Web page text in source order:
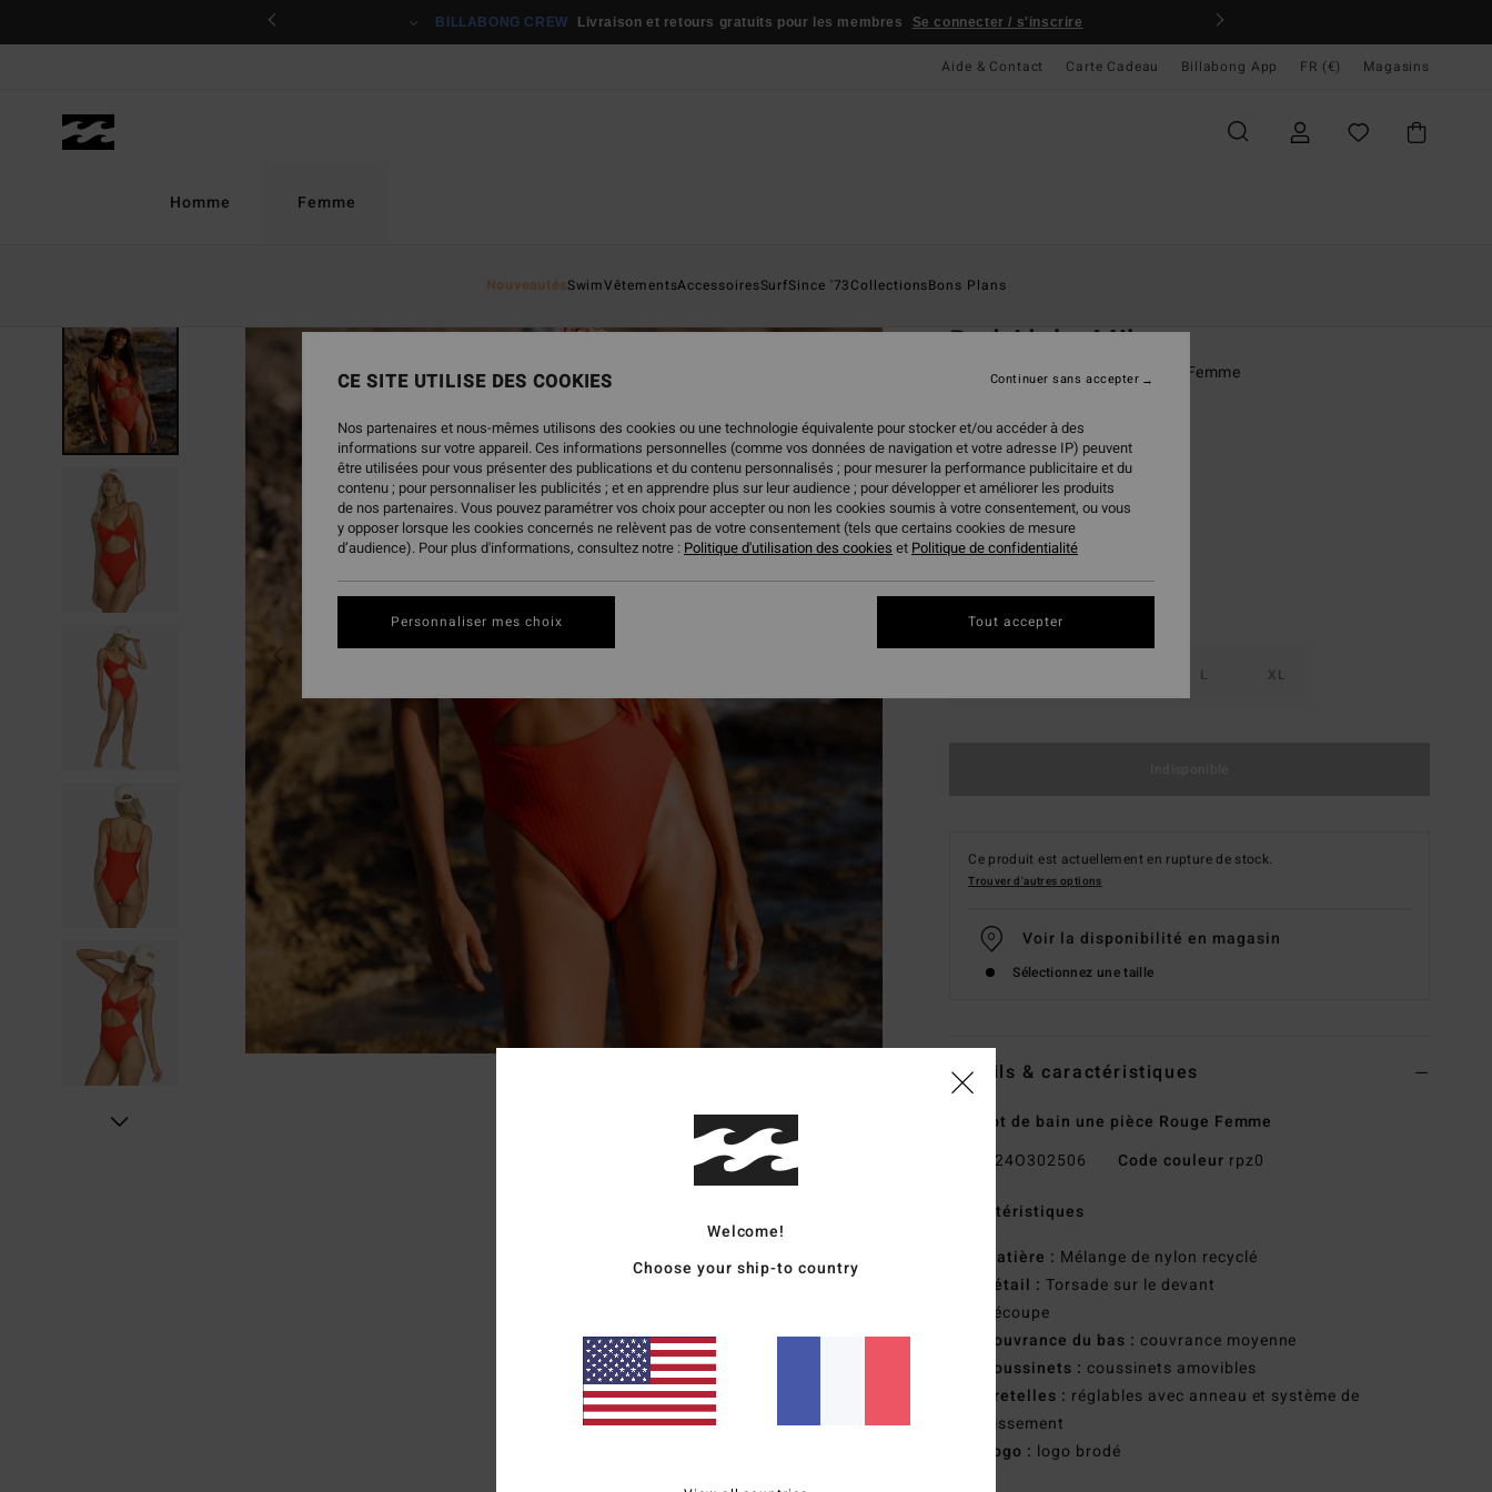
BILLABONG CREW Livraison et retours gratuits pour les membres Se connecter / s'inscrire
Aide & Contact Carte Cadeau Billabong App FR (€) Magasins
Homme Femme
NouveautésSwimVêtementsAccessoiresSurfSince '73CollectionsBons Plans
Red Aloha Mika
Maillot de bain une pièce Rouge Femme
85,95 €
CouleurRed Aloha
L XL
Ce produit est actuellement en rupture de stock.
Trouver d'autres options
Voir la disponibilité en magasin
Sélectionnez une taille
Details & caractéristiques
Maillot de bain une pièce Rouge Femme
24O302506 Code couleur rpz0
Caractéristiques
Matière : Mélange de nylon recyclé
Détail : Torsade sur le devant
Découpe
Couvrance du bas : couvrance moyenne
Coussinets : coussinets amovibles
Bretelles : réglables avec anneau et système de
coulissement
Logo : logo brodé
Welcome!
Choose your ship-to country
CE SITE UTILISE DES COOKIES
Nos partenaires et nous-mêmes utilisons des cookies ou une technologie équivalente pour stocker et/ou accéder à des
informations sur votre appareil. Ces informations personnelles (comme vos données de navigation et votre adresse IP) peuvent
être utilisées pour vous présenter des publications et du contenu personnalisés ; pour mesurer la performance publicitaire et du
contenu ; pour personnaliser les publicités ; et en apprendre plus sur leur audience ; pour développer et améliorer les produits
de nos partenaires. Vous pouvez paramétrer vos choix pour accepter ou non les cookies soumis à votre consentement, ou vous
y opposer lorsque les cookies concernés ne relèvent pas de votre consentement (tels que certains cookies de mesure
d’audience). Pour plus d'informations, consultez notre : Politique d'utilisation des cookies et Politique de confidentialité
Personnaliser mes choix
Continuer sans accepter
Tout accepter